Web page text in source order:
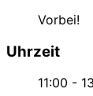
Vorbei!
Uhrzeit
11:00 -